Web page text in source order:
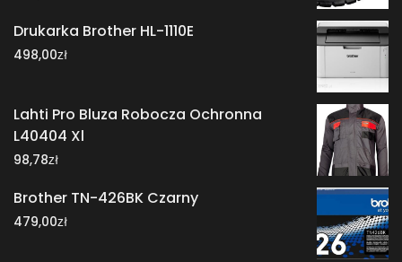
Drukarka Brother HL-1110E
498,00zł
Lahti Pro Bluza Robocza Ochronna
L40404 Xl
98,78zł
Brother TN-426BK Czarny
479,00zł